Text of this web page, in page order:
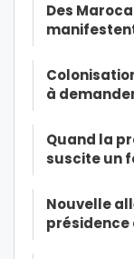
Des
à
Quand la
suscite un
Nouvelle